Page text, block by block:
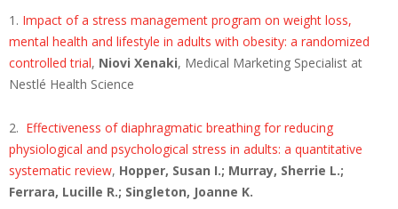
1. Impact of a stress management program on weight loss,
mental health and lifestyle in adults with obesity: a randomized
controlled trial, Niovi Xenaki, Medical Marketing Specialist at
Nestlé Health Science
2. Effectiveness of diaphragmatic breathing for reducing
physiological and psychological stress in adults: a quantitative
systematic review, Hopper, Susan I.; Murray, Sherrie L.;
Ferrara, Lucille R.; Singleton, Joanne K.